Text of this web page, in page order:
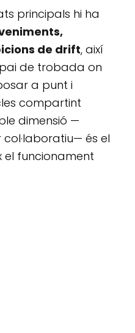
principals hi ha
de drift, així
de trobada on
a punt i
compartint
dimensió —
és el
el funcionament